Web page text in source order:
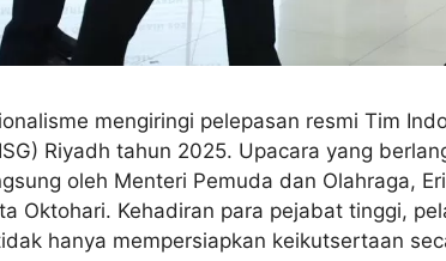
mengiringi pelepasan resmi Tim
Riyadh tahun 2025. Upacara yang
oleh Menteri Pemuda dan Olahraga,
Oktohari. Kehadiran para pejabat tinggi,
hanya mempersiapkan keikutsertaan